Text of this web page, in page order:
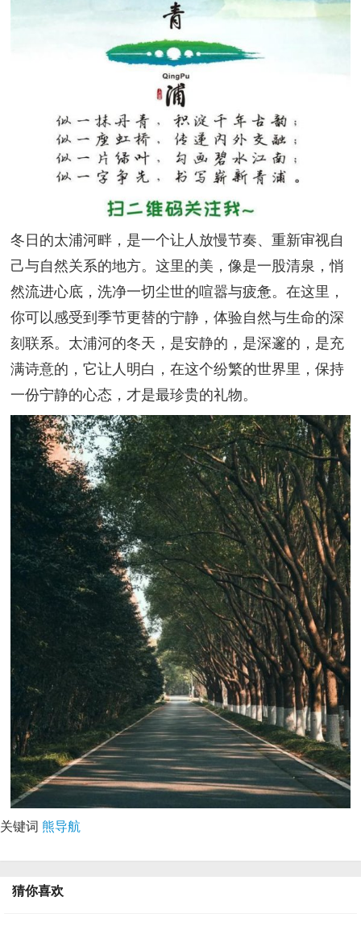
冬日的太浦河畔，是一个让人放慢节奏、重新审视自
己与自然关系的地方。这里的美，像是一股清泉，悄
然流进心底，洗净一切尘世的喧嚣与疲惫。在这里，
你可以感受到季节更替的宁静，体验自然与生命的深
刻联系。太浦河的冬天，是安静的，是深邃的，是充
满诗意的，它让人明白，在这个纷繁的世界里，保持
一份宁静的心态，才是最珍贵的礼物。
关键词 熊导航
猜你喜欢